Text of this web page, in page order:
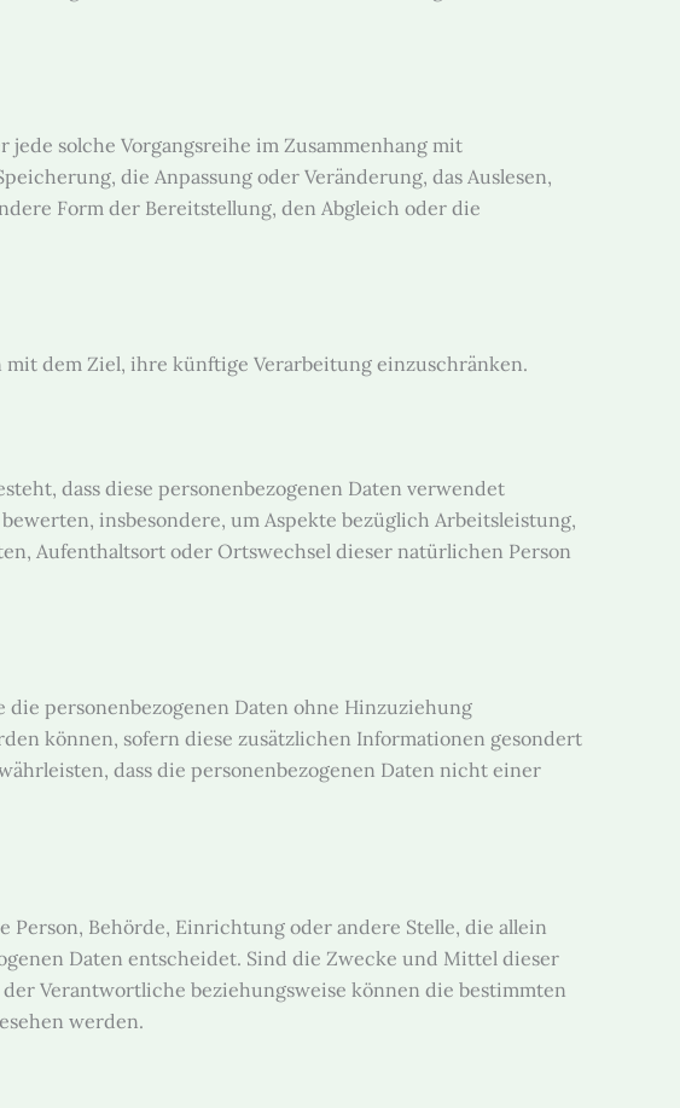
solche Vorgangsreihe im Zusammenhang mit
die Anpassung oder Veränderung, das Auslesen,
Form der Bereitstellung, den Abgleich oder die
dem Ziel, ihre künftige Verarbeitung einzuschränken.
dass diese personenbezogenen Daten verwendet
insbesondere, um Aspekte bezüglich Arbeitsleistung,
Aufenthaltsort oder Ortswechsel dieser natürlichen Person
personenbezogenen Daten ohne Hinzuziehung
können, sofern diese zusätzlichen Informationen gesondert
dass die personenbezogenen Daten nicht einer
Behörde, Einrichtung oder andere Stelle, die allein
Daten entscheidet. Sind die Zwecke und Mittel dieser
Verantwortliche beziehungsweise können die bestimmten
werden.